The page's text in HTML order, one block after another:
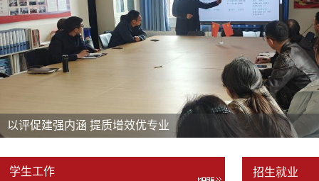
以评促建强内涵 提质增效优专业
学生工作 招生就业